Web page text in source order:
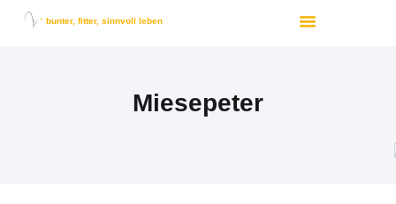
bunter, fitter, sinnvoll leben
Miesepeter